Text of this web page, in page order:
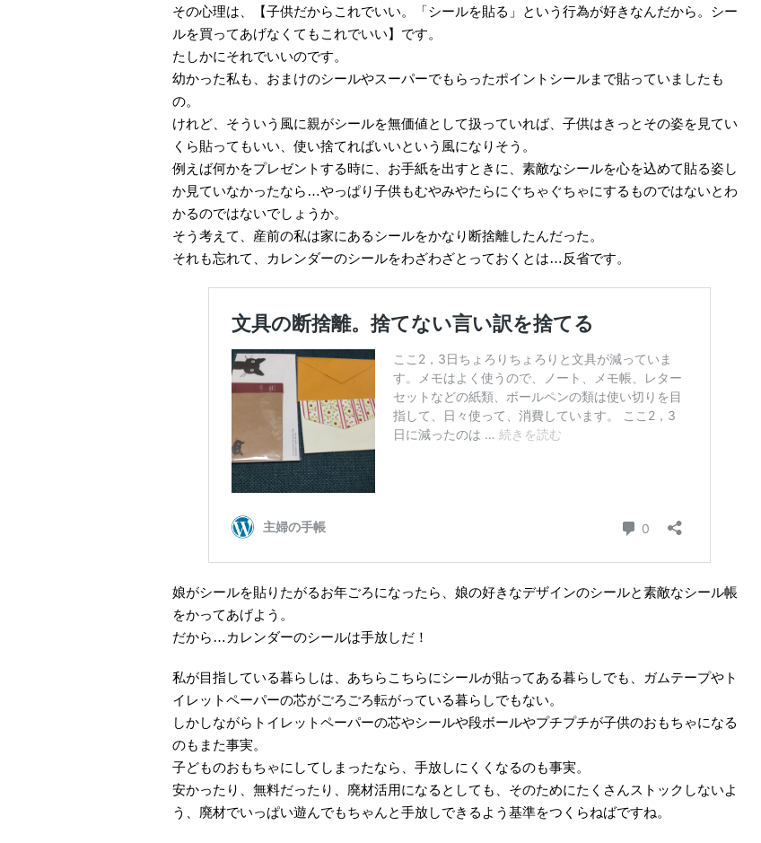
その心理は、【子供だからこれでいい。「シールを貼る」という行為が好きなんだから。シー
ルを買ってあげなくてもこれでいい】です。
たしかにそれでいいのです。
幼かった私も、おまけのシールやスーパーでもらったポイントシールまで貼っていましたも
の。
けれど、そういう風に親がシールを無価値として扱っていれば、子供はきっとその姿を見てい
くら貼ってもいい、使い捨てればいいという風になりそう。
例えば何かをプレゼントする時に、お手紙を出すときに、素敵なシールを心を込めて貼る姿し
か見ていなかったなら…やっぱり子供もむやみやたらにぐちゃぐちゃにするものではないとわ
かるのではないでしょうか。
そう考えて、産前の私は家にあるシールをかなり断捨離したんだった。
それも忘れて、カレンダーのシールをわざわざとっておくとは…反省です。
娘がシールを貼りたがるお年ごろになったら、娘の好きなデザインのシールと素敵なシール帳
をかってあげよう。
だから…カレンダーのシールは手放しだ！
私が目指している暮らしは、あちらこちらにシールが貼ってある暮らしでも、ガムテープやト
イレットペーパーの芯がごろごろ転がっている暮らしでもない。
しかしながらトイレットペーパーの芯やシールや段ボールやプチプチが子供のおもちゃになる
のもまた事実。
子どものおもちゃにしてしまったなら、手放しにくくなるのも事実。
安かったり、無料だったり、廃材活用になるとしても、そのためにたくさんストックしないよ
う、廃材でいっぱい遊んでもちゃんと手放しできるよう基準をつくらねばですね。